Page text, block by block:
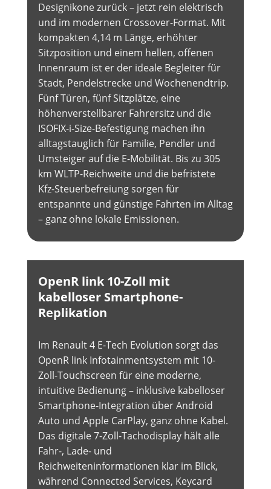
Designikone zurück – jetzt rein elektrisch
und im modernen Crossover-Format. Mit
kompakten 4,14 m Länge, erhöhter
Sitzposition und einem hellen, offenen
Innenraum ist er der ideale Begleiter für
Stadt, Pendelstrecke und Wochenendtrip.
Fünf Türen, fünf Sitzplätze, eine
höhenverstellbarer Fahrersitz und die
ISOFIX-i-Size-Befestigung machen ihn
alltagstauglich für Familie, Pendler und
Umsteiger auf die E-Mobilität. Bis zu 305
km WLTP-Reichweite und die befristete
Kfz-Steuerbefreiung sorgen für
entspannte und günstige Fahrten im Alltag
– ganz ohne lokale Emissionen.
OpenR link 10-Zoll mit
kabelloser Smartphone-
Replikation
Im Renault 4 E-Tech Evolution sorgt das
OpenR link Infotainmentsystem mit 10-
Zoll-Touchscreen für eine moderne,
intuitive Bedienung – inklusive kabelloser
Smartphone-Integration über Android
Auto und Apple CarPlay, ganz ohne Kabel.
Das digitale 7-Zoll-Tachodisplay hält alle
Fahr-, Lade- und
Reichweiteninformationen klar im Blick,
während Connected Services, Keycard